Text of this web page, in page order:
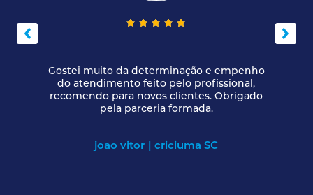
Gostei muito da determinação e empenho
do atendimento feito pelo profissional,
recomendo para novos clientes. Obrigado
pela parceria formada.
joao vitor | criciuma SC